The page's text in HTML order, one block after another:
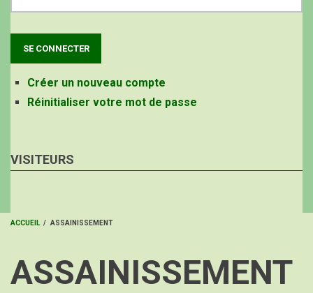
Créer un nouveau compte
Réinitialiser votre mot de passe
VISITEURS
D'ARIANE
ACCUEIL / ASSAINISSEMENT
ASSAINISSEMENT